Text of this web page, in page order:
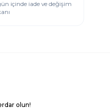
içinde iade ve değişim
olun!